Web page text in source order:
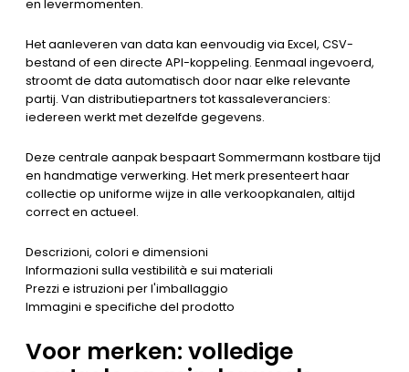
en levermomenten.
Het aanleveren van data kan eenvoudig via Excel, CSV-
bestand of een directe API-koppeling. Eenmaal ingevoerd,
stroomt de data automatisch door naar elke relevante
partij. Van distributiepartners tot kassaleveranciers:
iedereen werkt met dezelfde gegevens.
Deze centrale aanpak bespaart Sommermann kostbare tijd
en handmatige verwerking. Het merk presenteert haar
collectie op uniforme wijze in alle verkoopkanalen, altijd
correct en actueel.
Descrizioni, colori e dimensioni
Informazioni sulla vestibilità e sui materiali
Prezzi e istruzioni per l'imballaggio
Immagini e specifiche del prodotto
Voor merken: volledige